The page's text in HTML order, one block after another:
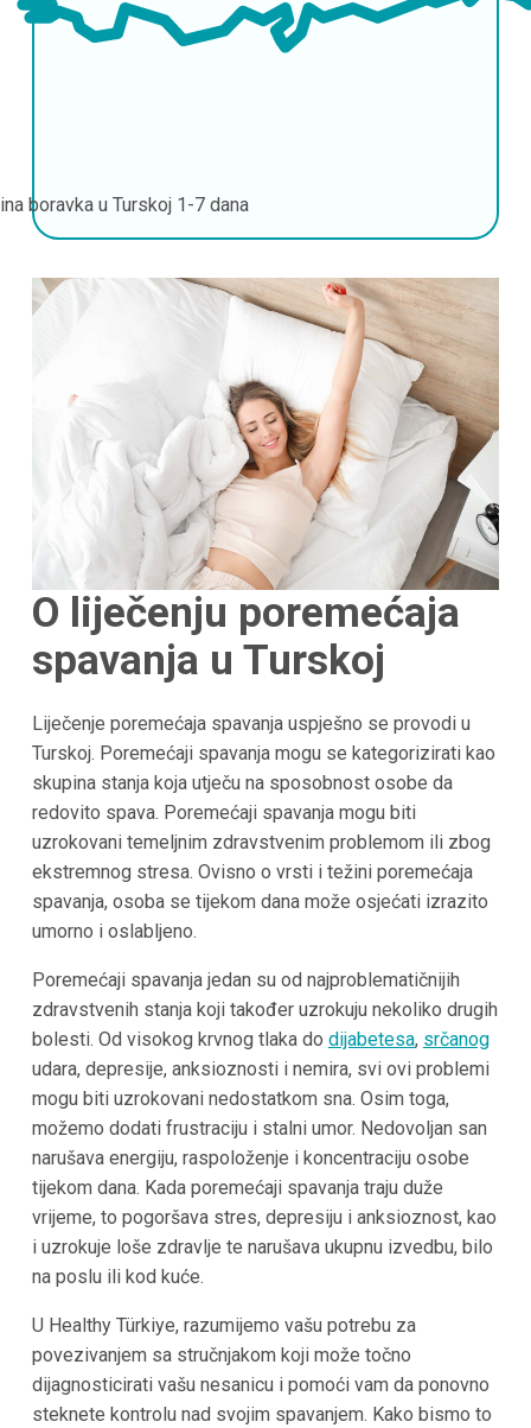
boravka u Turskoj 1-7 dana
O liječenju poremećaja
spavanja u Turskoj
Liječenje poremećaja spavanja uspješno se provodi u
Turskoj. Poremećaji spavanja mogu se kategorizirati kao
skupina stanja koja utječu na sposobnost osobe da
redovito spava. Poremećaji spavanja mogu biti
uzrokovani temeljnim zdravstvenim problemom ili zbog
ekstremnog stresa. Ovisno o vrsti i težini poremećaja
spavanja, osoba se tijekom dana može osjećati izrazito
umorno i oslabljeno.
Poremećaji spavanja jedan su od najproblematičnijih
zdravstvenih stanja koji također uzrokuju nekoliko drugih
bolesti. Od visokog krvnog tlaka do dijabetesa, srčanog
udara, depresije, anksioznosti i nemira, svi ovi problemi
mogu biti uzrokovani nedostatkom sna. Osim toga,
možemo dodati frustraciju i stalni umor. Nedovoljan san
narušava energiju, raspoloženje i koncentraciju osobe
tijekom dana. Kada poremećaji spavanja traju duže
vrijeme, to pogoršava stres, depresiju i anksioznost, kao
i uzrokuje loše zdravlje te narušava ukupnu izvedbu, bilo
na poslu ili kod kuće.
U Healthy Türkiye, razumijemo vašu potrebu za
povezivanjem sa stručnjakom koji može točno
dijagnosticirati vašu nesanicu i pomoći vam da ponovno
steknete kontrolu nad svojim spavanjem. Kako bismo to